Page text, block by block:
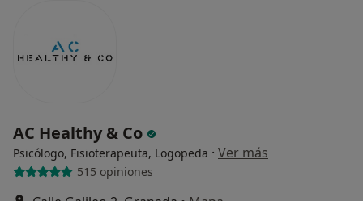
AC Healthy & Co
Psicólogo, Fisioterapeuta, Logopeda · Ver más
515 opiniones